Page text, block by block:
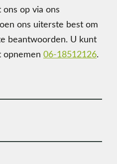
op via ons
ons uiterste best om
beantwoorden. U kunt
opnemen 06-18512126.